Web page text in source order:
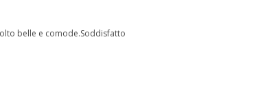
belle e comode.Soddisfatto